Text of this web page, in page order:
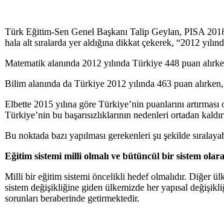
Türk Eğitim-Sen Genel Başkanı Talip Geylan, PISA 2018
hala alt sıralarda yer aldığına dikkat çekerek, “2012
Matematik alanında 2012 yılında Türkiye 448 puan
Bilim alanında da Türkiye 2012 yılında 463 puan
Elbette 2015 yılına göre Türkiye’nin puanlarını
Türkiye’nin bu başarısızlıklarının nedenleri ortadan
Bu noktada bazı yapılması gerekenleri şu şekilde
Eğitim sistemi milli olmalı ve bütüncül bir sistem
Milli bir eğitim sistemi öncelikli hedef olmalıdır. Diğer
sistem değişikliğine giden ülkemizde her yapısal
sorunları beraberinde getirmektedir.